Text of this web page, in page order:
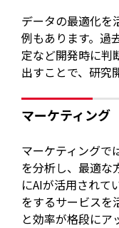
データの最適化を
例もあります。過
定など開発時に判
出すことで、研究
マーケティング
マーケティングで
を分析し、最適な
にAIが活用されて
をするサービスを
と効率が格段にア